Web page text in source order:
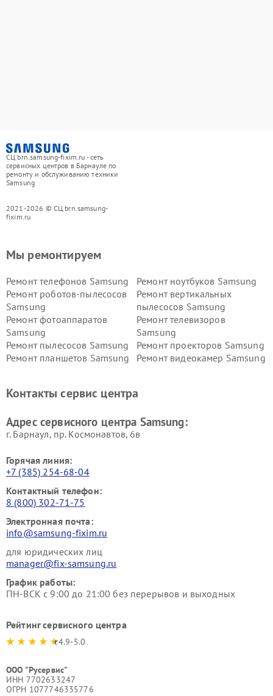
СЦ brn.samsung-fixim.ru - сеть
сервисных центров в Барнауле по
ремонту и обслуживанию техники
Samsung
2021-2026 © СЦ brn.samsung-
fixim.ru
Мы ремонтируем
Ремонт телефонов Samsung
Ремонт ноутбуков Samsung
Ремонт роботов-пылесосов
Samsung
Ремонт вертикальных
пылесосов Samsung
Ремонт фотоаппаратов
Samsung
Ремонт телевизоров
Samsung
Ремонт пылесосов Samsung
Ремонт проекторов Samsung
Ремонт планшетов Samsung
Ремонт видеокамер Samsung
Контакты сервис центра
Адрес сервисного центра Samsung:
г. Барнаул, ​пр. Космонавтов, 6в
Горячая линия:
+7 (385) 254-68-04
Контактный телефон:
8 (800) 302-71-75
Электронная почта:
info@samsung-fixim.ru
для юридических лиц
manager@fix-samsung.ru
График работы:
ПН-ВСК с 9:00 до 21:00 без перерывов и выходных
Рейтинг сервисного центра
4.9-5.0
ООО "Русервис"
ИНН 7702633247
ОГРН 1077746335776